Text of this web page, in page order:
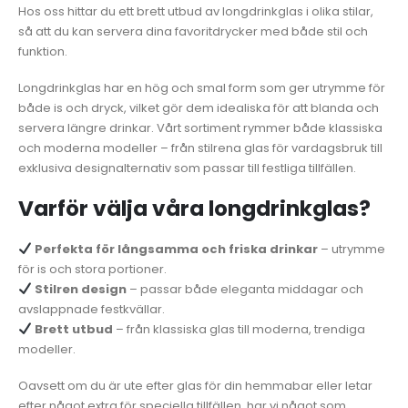
Hos oss hittar du ett brett utbud av longdrinkglas i olika stilar,
så att du kan servera dina favoritdrycker med både stil och
funktion.
Longdrinkglas har en hög och smal form som ger utrymme för
både is och dryck, vilket gör dem idealiska för att blanda och
servera längre drinkar. Vårt sortiment rymmer både klassiska
och moderna modeller – från stilrena glas för vardagsbruk till
exklusiva designalternativ som passar till festliga tillfällen.
Varför välja våra longdrinkglas?
Perfekta för långsamma och friska drinkar– utrymme
för is och stora portioner.
Stilren design– passar både eleganta middagar och
avslappnade festkvällar.
Brett utbud – från klassiska glas till moderna, trendiga
modeller.
Oavsett om du är ute efter glas för din hemmabar eller letar